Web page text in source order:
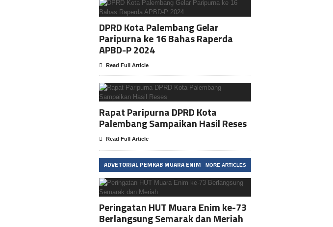
DPRD Kota Palembang Gelar
Paripurna ke 16 Bahas Raperda
APBD-P 2024
Read Full Article
Rapat Paripurna DPRD Kota
Palembang Sampaikan Hasil Reses
Read Full Article
ADVETORIAL PEMKAB MUARA ENIM MORE ARTICLES
Peringatan HUT Muara Enim ke-73
Berlangsung Semarak dan Meriah